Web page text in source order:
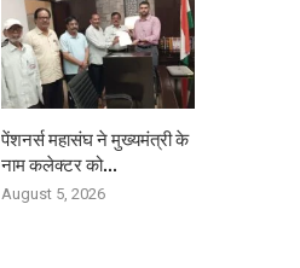
पेंशनर्स महासंघ ने मुख्यमंत्री के
नाम कलेक्टर को...
August 5, 2026